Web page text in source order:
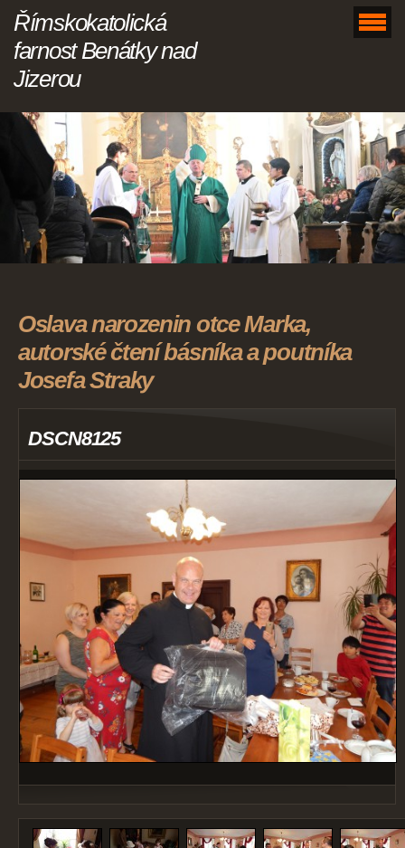
Římskokatolická
farnost Benátky nad
Jizerou
Oslava narozenin otce Marka,
autorské čtení básníka a poutníka
Josefa Straky
DSCN8125